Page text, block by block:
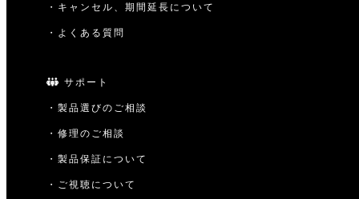
・キャンセル、期間延長について
・よくある質問
サポート
・製品選びのご相談
・修理のご相談
・製品保証について
・ご視聴について